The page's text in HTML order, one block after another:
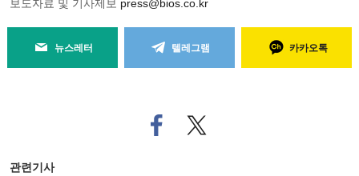
보도자료 및 기사제보 press@bios.co.kr
뉴스레터 텔레그램 카카오톡
페
이
트위
터로
관련기사